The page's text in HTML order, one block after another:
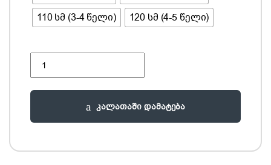
110 სმ (3-4 წელი)
120 სმ (4-5 წელი)
კალათაში დამატება